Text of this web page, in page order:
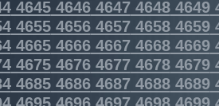
46454646464746484649
46554656465746584659
466546664667 46684669
467546764677 46784679
468546864687 46884689